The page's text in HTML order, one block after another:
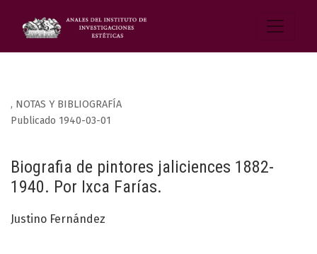
, NOTAS Y BIBLIOGRAFÍA
Biografia de pintores jaliciences 1882-
1940. Por Ixca Farías.
Publicado 1940-03-01
Justino Fernández